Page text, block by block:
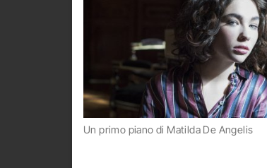
Un primo piano di Matilda De Angelis